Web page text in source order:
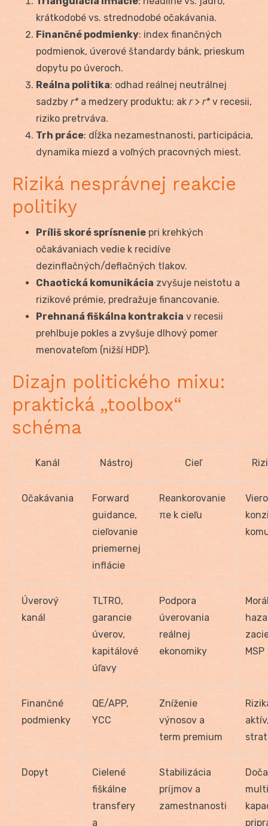
krátkodobé vs. strednodobé očakávania.
Finančné podmienky: index finančných
podmienok, úverové štandardy bánk, prieskum
dopytu po úveroch.
Reálna politika: odhad reálnej neutrálnej
sadzby r*a medzery produktu; ak r> r*v recesii,
riziko pretrváva.
Trh práce: dĺžka nezamestnanosti, participácia,
dynamika miezd a voľných pracovných miest.
Riziká nesprávnej reakcie
politiky
Príliš skoré sprísnenie pri krehkých
očakávaniach vedie k recidíve
dezinflačných/deflačných tlakov.
Chaotická komunikácia zvyšuje neistotu a
rizikové prémie, predražuje financovanie.
Prehnaná fiškálna kontrakcia v recesii
prehlbuje pokles a zvyšuje dlhový pomer
menovateľom (nižší HDP).
Dizajn politického mixu:
praktická „toolbox“
schéma
Kanál Nástroj Cieľ
Očakávania
Forward
guidance,
cieľovanie
priemernej
inflácie
Reankorovanie
πe k cieľu
Úverový
kanál
TLTRO,
garancie
úverov,
kapitálové
úľavy
Podpora
úverovania
reálnej
ekonomiky
MSP
Finančné
podmienky
QE/APP,
YCC
Zníženie
výnosov a
term premium
Dopyt
Cielené
fiškálne
transfery
a
Stabilizácia
príjmov a
zamestnanosti